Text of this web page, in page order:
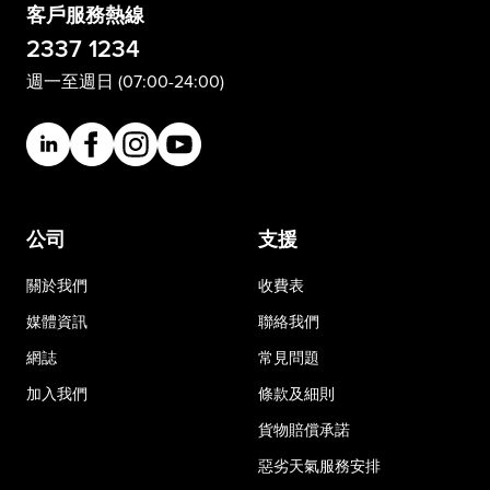
客戶服務熱線
2337 1234
週一至週日 (07:00-24:00)
公司
關於我們
媒體資訊
網誌
加入我們
支援
收費表
聯絡我們
常見問題
條款及細則
貨物賠償承諾
惡劣天氣服務安排